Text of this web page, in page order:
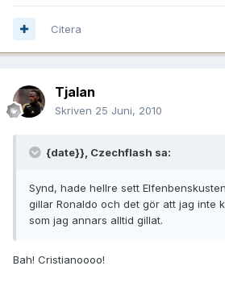
Citera
Tjalan
Skriven 25 Juni, 2010
{date}}, Czechflash sa:
Synd, hade hellre sett
gillar Ronaldo och det gör att jag inte
som jag annars alltid gillat.
Bah! Cristianoooo!